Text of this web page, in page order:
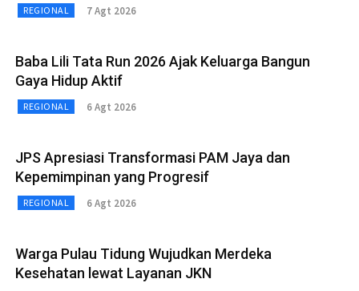
REGIONAL 7 Agt 2026
Baba Lili Tata Run 2026 Ajak Keluarga Bangun
Gaya Hidup Aktif
REGIONAL 6 Agt 2026
JPS Apresiasi Transformasi PAM Jaya dan
Kepemimpinan yang Progresif
REGIONAL 6 Agt 2026
Warga Pulau Tidung Wujudkan Merdeka
Kesehatan lewat Layanan JKN